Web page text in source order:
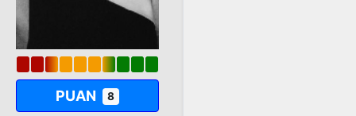
PUAN 8